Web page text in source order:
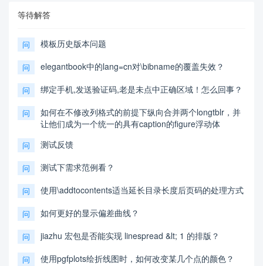
等待解答
问 模板历史版本问题
问 elegantbook中的lang=cn对\bibname的覆盖失效？
问 绑定手机,发送验证码,老是未点中正确区域！怎么回事？
问
如何在不修改列格式的前提下纵向合并两个longtblr，并
让他们成为一个统一的具有caption的figure浮动体
问 测试反馈
问 测试下需求范例看？
问 使用\addtocontents适当延长目录长度后页码的处理方式
问 如何更好的显示偏差曲线？
问 jiazhu 宏包是否能实现 linespread &lt; 1 的排版？
问 使用pgfplots绘折线图时，如何改变某几个点的颜色？